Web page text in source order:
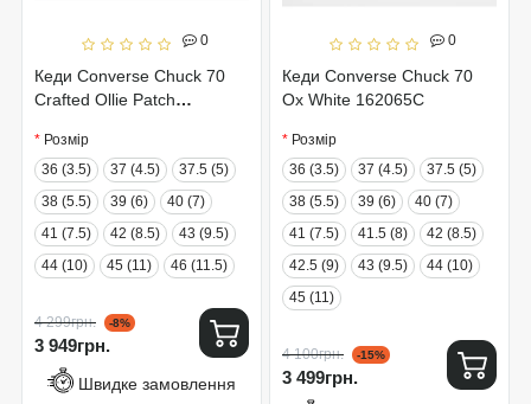
0
Кеди Converse Chuck 70
Crafted Ollie Patch
Розмір
36 (3.5)
37 (4.5)
37.5 (5)
38 (5.5)
39 (6)
40 (7)
41 (7.5)
42 (8.5)
43 (9.5)
44 (10)
45 (11) 46 (11.5)
4 299грн. -8%
3 949грн.
Швидке замовлення
0
Кеди Converse Chuck 70
Ox White 162065C
Розмір
36 (3.5)
37 (4.5)
37.5 (5)
38 (5.5)
39 (6)
40 (7)
41 (7.5)
41.5 (8)
42 (8.5)
42.5 (9)
43 (9.5)
44 (10)
45 (11)
4 100грн. -15%
3 499грн.